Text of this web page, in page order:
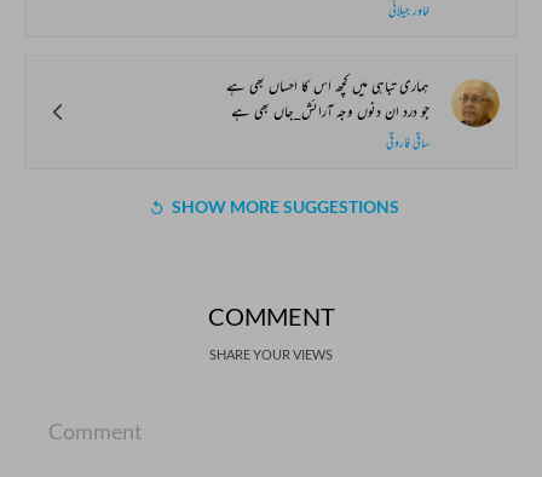
خاور جیلانی
ہماری تباہی میں کچھ اس کا احساں بھی ہے
جو درد ان دنوں وجہ آرائش_جاں بھی ہے
ساقی فاروقی
SHOW MORE SUGGESTIONS
COMMENT
SHARE YOUR VIEWS
Comment